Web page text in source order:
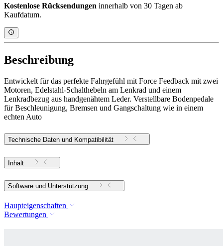
Kostenlose Rücksendungen innerhalb von 30 Tagen ab
Kaufdatum.
Beschreibung
Entwickelt für das perfekte Fahrgefühl mit Force Feedback mit zwei
Motoren, Edelstahl-Schalthebeln am Lenkrad und einem
Lenkradbezug aus handgenähtem Leder. Verstellbare Bodenpedale
für Beschleunigung, Bremsen und Gangschaltung wie in einem
echten Auto
Technische Daten und Kompatibilität
Inhalt
Software und Unterstützung
Haupteigenschaften
Bewertungen